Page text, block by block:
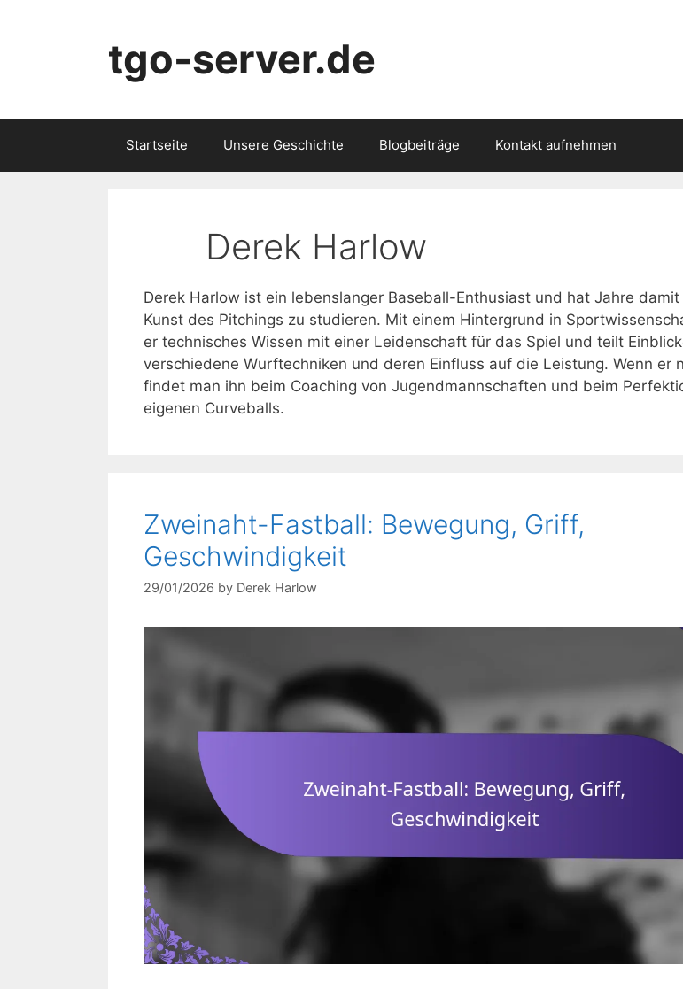
tgo-server.de
Startseite Unsere Geschichte Blogbeiträge Kontakt aufnehmen
Derek Harlow
Derek Harlow ist ein lebenslanger Baseball-Enthusiast und hat Jahre
Kunst des Pitchings zu studieren. Mit einem Hintergrund in
er technisches Wissen mit einer Leidenschaft für das Spiel und teilt
verschiedene Wurftechniken und deren Einfluss auf die Leistung. Wenn er
findet man ihn beim Coaching von Jugendmannschaften und beim
eigenen Curveballs.
Zweinaht-Fastball: Bewegung, Griff,
Geschwindigkeit
29/01/2026 by Derek Harlow